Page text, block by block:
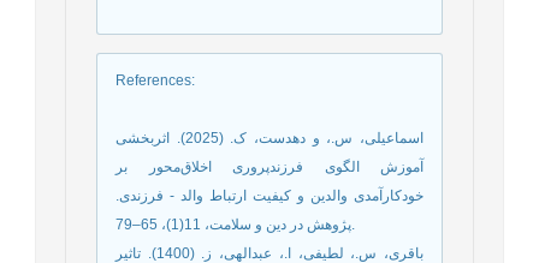
References:
اسماعیلی، س.، و دهدست، ک. (2025). اثربخشی
آموزش الگوی فرزندپروری اخلاق‌محور بر
خودکارآمدی والدین و کیفیت ارتباط والد - فرزندی.
پژوهش در دین و سلامت، 11(1)، 65–79.
باقری، س.، لطیفی، ا.، عبدالهی، ز. (1400). تاثیر